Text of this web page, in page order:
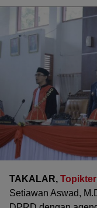
TAKALAR,
Setiawan Aswad,